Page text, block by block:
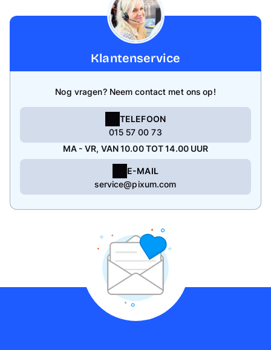
Klantenservice
Nog vragen? Neem contact met ons op!
TELEFOON
015 57 00 73
MA - VR, VAN 10.00 TOT 14.00 UUR
E-MAIL
service@pixum.com